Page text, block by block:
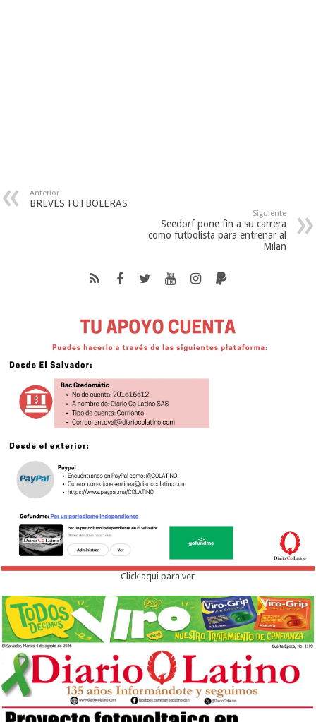
Anterior
BREVES FUTBOLERAS
Siguiente
Seedorf pone fin a su carrera
como futbolista para entrenar al
Milan
Click aqui para ver